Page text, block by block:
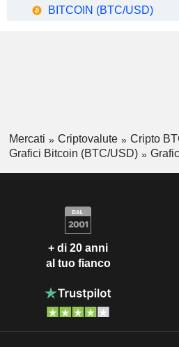
BITCOIN (BTC/USD)
Mercati Criptovalute
Cripto
Grafici Bitcoin (BTC/USD)
+ di 20 anni
al tuo fianco